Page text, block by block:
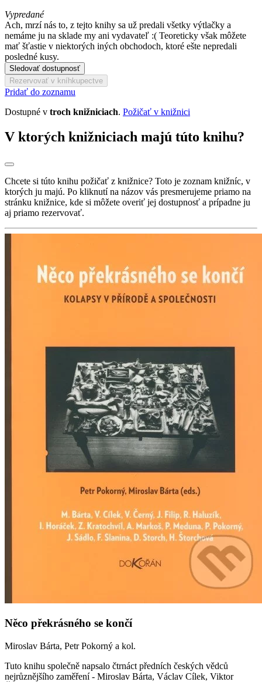
Vypredané
Ach, mrzí nás to, z tejto knihy sa už predali všetky výtlačky a
nemáme ju na sklade my ani vydavateľ :( Teoreticky však môžete
mať šťastie v niektorých iných obchodoch, ktoré ešte nepredali
posledné kusy.
Sledovať dostupnosť
Rezervovať v kníhkupectve
Pridať do zoznamu
Dostupné v troch knižniciach. Požičať v knižnici
V ktorých knižniciach majú túto knihu?
Chcete si túto knihu požičať z knižnice? Toto je zoznam knižníc, v
ktorých ju majú. Po kliknutí na názov vás presmerujeme priamo na
stránku knižnice, kde si môžete overiť jej dostupnosť a prípadne ju
aj priamo rezervovať.
Něco překrásného se končí
Miroslav Bárta, Petr Pokorný a kol.
Tuto knihu společně napsalo čtrnáct předních českých vědců
nejrůznějšího zaměření - Miroslav Bárta, Václav Cílek, Viktor